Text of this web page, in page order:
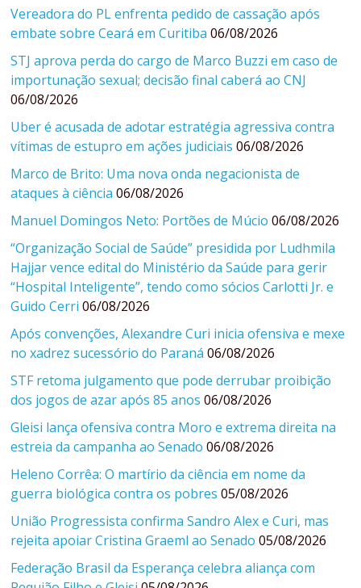
Vereadora do PL enfrenta pedido de cassação após
embate sobre Ceará em Curitiba 06/08/2026
STJ aprova perda do cargo de Marco Buzzi em caso de
importunação sexual; decisão final caberá ao CNJ
06/08/2026
Uber é acusada de adotar estratégia agressiva contra
vítimas de estupro em ações judiciais 06/08/2026
Marco de Brito: Uma nova onda negacionista de
ataques à ciência 06/08/2026
Manuel Domingos Neto: Portões de Múcio 06/08/2026
“Organização Social de Saúde” presidida por Ludhmila
Hajjar vence edital do Ministério da Saúde para gerir
“Hospital Inteligente”, tendo como sócios Carlotti Jr. e
Guido Cerri 06/08/2026
Após convenções, Alexandre Curi inicia ofensiva e mexe
no xadrez sucessório do Paraná 06/08/2026
STF retoma julgamento que pode derrubar proibição
dos jogos de azar após 85 anos 06/08/2026
Gleisi lança ofensiva contra Moro e extrema direita na
estreia da campanha ao Senado 06/08/2026
Heleno Corrêa: O martírio da ciência em nome da
guerra biológica contra os pobres 05/08/2026
União Progressista confirma Sandro Alex e Curi, mas
rejeita apoiar Cristina Graeml ao Senado 05/08/2026
Federação Brasil da Esperança celebra aliança com